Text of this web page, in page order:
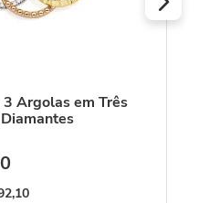
Argolas em Três
,10